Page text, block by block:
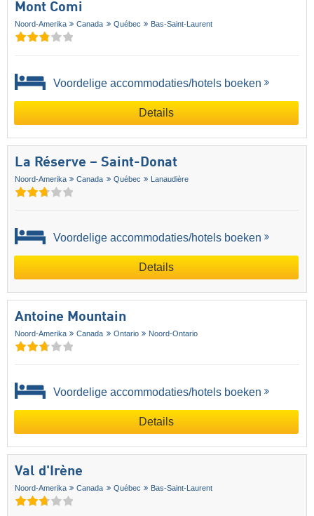
Mont Comi
Noord-Amerika Canada Québec Bas-Saint-Laurent
Voordelige accommodaties/hotels boeken
Details
La Réserve – Saint-Donat
Noord-Amerika Canada Québec Lanaudière
Voordelige accommodaties/hotels boeken
Details
Antoine Mountain
Noord-Amerika Canada Ontario Noord-Ontario
Voordelige accommodaties/hotels boeken
Details
Val d'Irène
Noord-Amerika Canada Québec Bas-Saint-Laurent